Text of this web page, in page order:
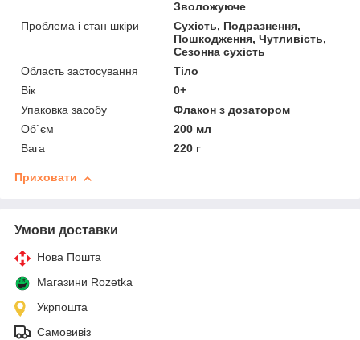
Зволожуюче
Проблема і стан шкіри
Сухість, Подразнення,
Пошкодження, Чутливість,
Сезонна сухість
Область застосування
Тіло
Вік
0+
Упаковка засобу
Флакон з дозатором
Об`єм
200 мл
Вага
220 г
Приховати
Умови доставки
Нова Пошта
Магазини Rozetka
Укрпошта
Самовивіз